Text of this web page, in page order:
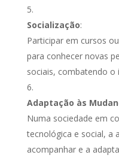
Socialização:
Participar em cursos
para conhecer novas
sociais, combatendo o
Adaptação às
Numa sociedade em
tecnológica e social, a
acompanhar e a